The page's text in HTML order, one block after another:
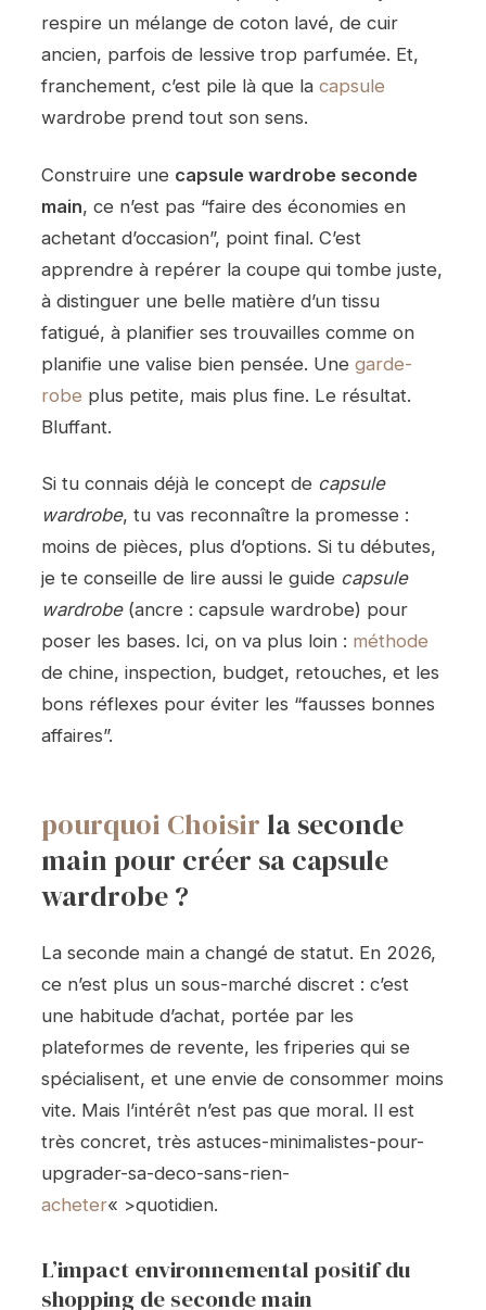
respire un mélange de coton lavé, de cuir
ancien, parfois de lessive trop parfumée. Et,
franchement, c’est pile là que la capsule
wardrobe prend tout son sens.
Construire une capsule wardrobe seconde
main, ce n’est pas “faire des économies en
achetant d’occasion”, point final. C’est
apprendre à repérer la coupe qui tombe juste,
à distinguer une belle matière d’un tissu
fatigué, à planifier ses trouvailles comme on
planifie une valise bien pensée. Une garde-
robe plus petite, mais plus fine. Le résultat.
Bluffant.
Si tu connais déjà le concept de capsule
wardrobe, tu vas reconnaître la promesse :
moins de pièces, plus d’options. Si tu débutes,
je te conseille de lire aussi le guide capsule
wardrobe(ancre : capsule wardrobe) pour
poser les bases. Ici, on va plus loin : méthode
de chine, inspection, budget, retouches, et les
bons réflexes pour éviter les “fausses bonnes
affaires”.
pourquoi Choisir la seconde
main pour créer sa capsule
wardrobe ?
La seconde main a changé de statut. En 2026,
ce n’est plus un sous-marché discret : c’est
une habitude d’achat, portée par les
plateformes de revente, les friperies qui se
spécialisent, et une envie de consommer moins
vite. Mais l’intérêt n’est pas que moral. Il est
très concret, très astuces-minimalistes-pour-
upgrader-sa-deco-sans-rien-
acheter« >quotidien.
L’impact environnemental positif du
shopping de seconde main